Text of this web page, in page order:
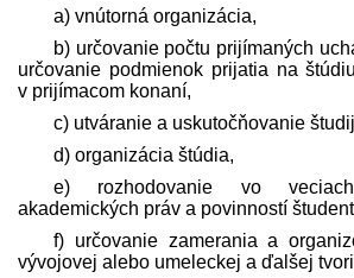
a) vnútorná organizácia,
b) určovanie počtu prijímaných
určovanie podmienok prijatia na
v prijímacom konaní,
c) utváranie a uskutočňovanie
d) organizácia štúdia,
e) rozhodovanie vo
akademických práv a povinností
f) určovanie zamerania a
vývojovej alebo umeleckej a ďalšej